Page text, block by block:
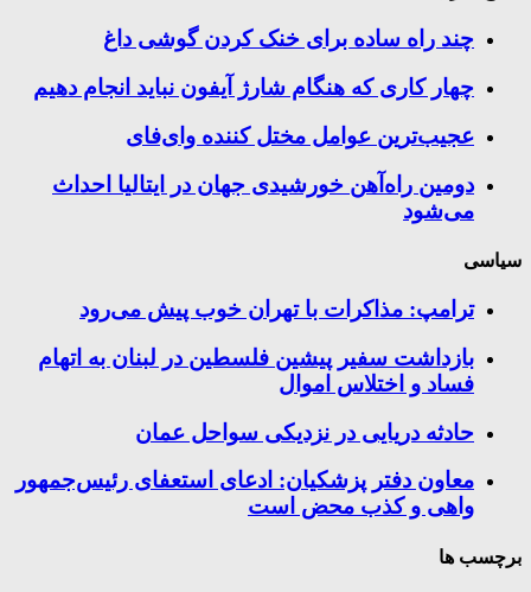
چند راه‌ ساده برای خنک کردن گوشی داغ
چهار کاری که هنگام شارژ آیفون نباید انجام دهیم
عجیب‌ترین عوامل مختل کننده وای‌فای
دومین راه‌آهن خورشیدی جهان در ایتالیا احداث
می‌شود
سیاسی
ترامپ: مذاکرات با تهران خوب پیش می‌رود
بازداشت سفیر پیشین فلسطین در لبنان به اتهام
فساد و اختلاس اموال
حادثه دریایی در نزدیکی سواحل عمان
معاون دفتر پزشکیان: ادعای استعفای رئیس‌جمهور
واهی و کذب محض است
برچسب ها